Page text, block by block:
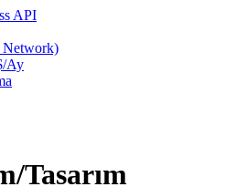
API
Ay
Tasarım